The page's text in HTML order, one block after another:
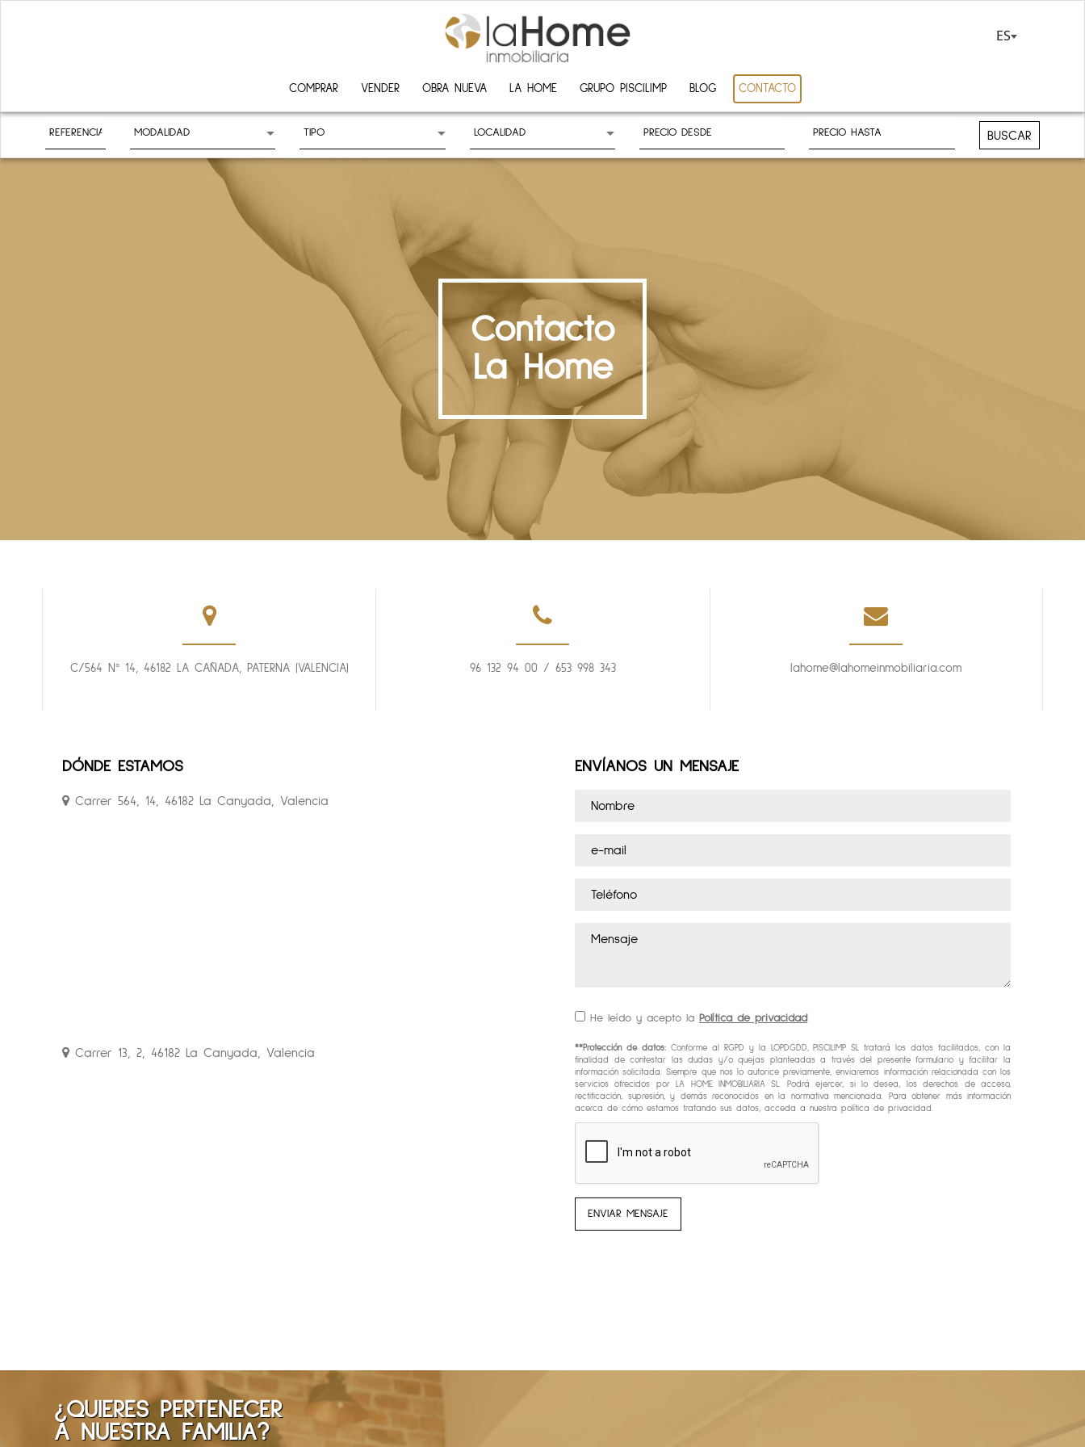
ES
COMPRAR VENDER OBRA NUEVA LA HOME GRUPO PISCILIMP BLOG CONTACTO
BUSCAR
Contacto
La Home
C/564 Nº 14, 46182 LA CAÑADA, PATERNA (VALENCIA) 96 132 94 00 / 653 998 343 lahome@lahomeinmobiliaria.com
DÓNDE ESTAMOS
Carrer 564, 14, 46182 La Canyada, Valencia
Carrer 13, 2, 46182 La Canyada, Valencia
ENVÍANOS UN MENSAJE
He leído y acepto la Política de privacidad
**Protección de datos:Conforme al RGPD y la LOPDGDD, PISCILIMP SL tratará los datos facilitados, con la
finalidad de contestar las dudas y/o quejas planteadas a través del presente formulario y facilitar la
información solicitada. Siempre que nos lo autorice previamente, enviaremos información relacionada con los
servicios ofrecidos por LA HOME INMOBILIARIA SL. Podrá ejercer, si lo desea, los derechos de acceso,
rectificación, supresión, y demás reconocidos en la normativa mencionada. Para obtener más información
acerca de cómo estamos tratando sus datos, acceda a nuestra política de privacidad.
¿QUIERES PERTENECER
A NUESTRA FAMILIA?